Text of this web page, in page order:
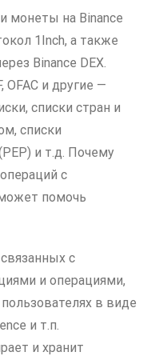
монеты на Binance
1Inch, а также
Binance DEX.
OFAC и другие —
списки стран и
списки
и т.д. Почему
с
помочь
с
и операциями,
в виде
и т.п.
и хранит